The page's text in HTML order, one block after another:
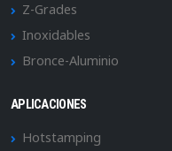
Z-Grades
Inoxidables
Bronce-Aluminio
APLICACIONES
Hotstamping